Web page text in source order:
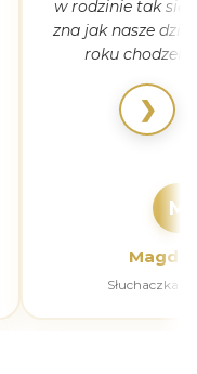
w rodzinie tak się
zna jak nasze
roku
M
Słuchaczka
❯